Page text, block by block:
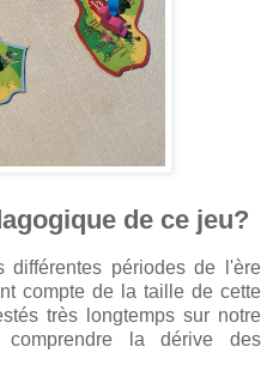
de ce jeu?
périodes de l'ère
compte de la taille de cette
très longtemps sur notre
la dérive des